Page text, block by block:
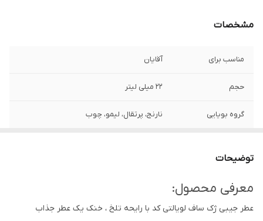
مشخصات
مناسب برای آقایان
حجم ۲۲ میلی لیتر
گروه بویایی نارنج، پرتقال، لیمو، چوب
توضیحات
معرفی محصول:
عطر جیبی ژک ساف لویالتی کد با رایحه تلخ ، خنک یک عطر جذاب